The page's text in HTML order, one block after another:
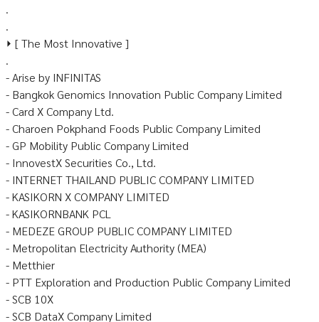
.
.
⏵ [ The Most Innovative ]
.
- Arise by INFINITAS
- Bangkok Genomics Innovation Public Company Limited
- Card X Company Ltd.
- Charoen Pokphand Foods Public Company Limited
- GP Mobility Public Company Limited
- InnovestX Securities Co., Ltd.
- INTERNET THAILAND PUBLIC COMPANY LIMITED
- KASIKORN X COMPANY LIMITED
- KASIKORNBANK PCL
- MEDEZE GROUP PUBLIC COMPANY LIMITED
- Metropolitan Electricity Authority (MEA)
- Metthier
- PTT Exploration and Production Public Company Limited
- SCB 10X
- SCB DataX Company Limited